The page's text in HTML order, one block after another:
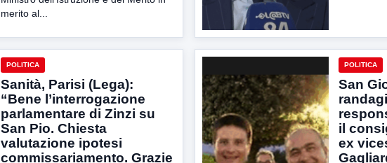
merito al...
POLITICA
Sanità, Parisi (Lega):
“Bene l’interrogazione
parlamentare di Zinzi su
San Pio. Chiesta
valutazione ipotesi
commissariamento. Grazie
POLITICA
San
il
ex